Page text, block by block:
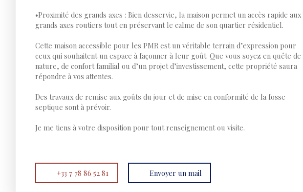
•Proximité des grands axes : Bien desservie, la maison permet un accès rapide aux
grands axes routiers tout en préservant le calme de son quartier résidentiel.
Cette maison accessible pour les PMR est un véritable terrain d’expression pour
ceux qui souhaitent un espace à façonner à leur goût. Que vous soyez en quête de
nature, de confort familial ou d’un projet d’investissement, cette propriété saura
répondre à vos attentes.
Des travaux de remise aux goûts du jour et de mise en conformité de la fosse
septique sont à prévoir.
Je me tiens à votre disposition pour tout renseignement ou visite.
+33 7 78 86 52 81 Envoyer un mail